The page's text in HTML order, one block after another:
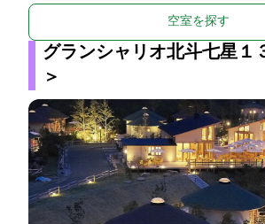
空室を探す
グランシャリオ北斗七星１
＞